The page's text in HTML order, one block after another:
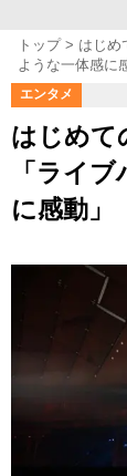
トップ
はじめ
ような一体感に
エンタメ
はじめて
「ライ
に感動」